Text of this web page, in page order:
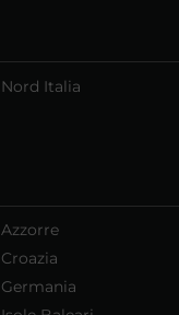
Nord Italia
Azzorre
Croazia
Germania